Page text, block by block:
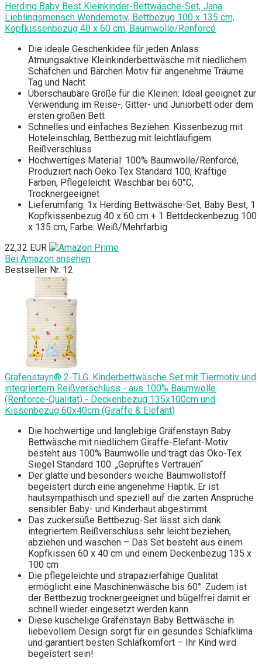
Herding Baby Best Kleinkinder-Bettwäsche-Set, Jana
Lieblingsmensch Wendemotiv, Bettbezug 100 x 135 cm,
Kopfkissenbezug 40 x 60 cm, Baumwolle/Renforcé
Die ideale Geschenkidee für jeden Anlass:
Atmungsaktive Kleinkinderbettwäsche mit niedlichem
Schäfchen und Bärchen Motiv für angenehme Träume
Tag und Nacht
Überschaubare Größe für die Kleinen: Ideal geeignet zur
Verwendung im Reise-, Gitter- und Juniorbett oder dem
ersten großen Bett
Schnelles und einfaches Beziehen: Kissenbezug mit
Hoteleinschlag, Bettbezug mit leichtläufigem
Reißverschluss
Hochwertiges Material: 100% Baumwolle/Renforcé,
Produziert nach Oeko Tex Standard 100, Kräftige
Farben, Pflegeleicht: Waschbar bei 60°C,
Trocknergeeignet
Lieferumfang: 1x Herding Bettwäsche-Set, Baby Best, 1
Kopfkissenbezug 40 x 60 cm + 1 Bettdeckenbezug 100
x 135 cm, Farbe: Weiß/Mehrfarbig
22,32 EUR
Bei Amazon ansehen
Bestseller Nr. 12
Gräfenstayn® 2-TLG. Kinderbettwäsche Set mit Tiermotiv und
integriertem Reißverschluss - aus 100% Baumwolle
(Renforce-Qualität) - Deckenbezug 135x100cm und
Kissenbezug 60x40cm (Giraffe & Elefant)
Die hochwertige und langlebige Gräfenstayn Baby
Bettwäsche mit niedlichem Giraffe-Elefant-Motiv
besteht aus 100% Baumwolle und trägt das Öko-Tex
Siegel Standard 100: „Geprüftes Vertrauen“
Der glatte und besonders weiche Baumwollstoff
begeistert durch eine angenehme Haptik. Er ist
hautsympathisch und speziell auf die zarten Ansprüche
sensibler Baby- und Kinderhaut abgestimmt.
Das zuckersüße Bettbezug-Set lässt sich dank
integriertem Reißverschluss sehr leicht beziehen,
abziehen und waschen – Das Set besteht aus einem
Kopfkissen 60 x 40 cm und einem Deckenbezug 135 x
100 cm
Die pflegeleichte und strapazierfähige Qualität
ermöglicht eine Maschinenwäsche bis 60°. Zudem ist
der Bettbezug trocknergeeignet und bügelfrei damit er
schnell wieder eingesetzt werden kann.
Diese kuschelige Gräfenstayn Baby Bettwäsche in
liebevollem Design sorgt für ein gesundes Schlafklima
und garantiert besten Schlafkomfort – Ihr Kind wird
begeistert sein!